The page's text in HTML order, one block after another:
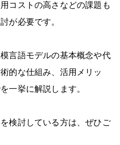
コストの高さなどの課題も
が必要です。
言語モデルの基本概念や代
的な仕組み、活用メリッ
一挙に解説します。
検討している方は、ぜひご